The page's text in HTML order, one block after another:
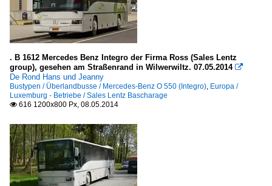
. B 1612 Mercedes Benz Integro der Firma Ross (Sales Lentz
group), gesehen am Straßenrand in Wilwerwiltz. 07.05.2014 
De Rond Hans und Jeanny
Bustypen / Überlandbusse / Mercedes-Benz O 550 (Integro), Europa /
Luxemburg - Betriebe / Sales Lentz Bascharage
 616 1200x800 Px, 08.05.2014